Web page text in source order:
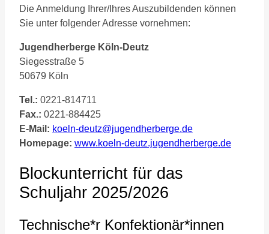
Die Anmeldung Ihrer/Ihres Auszubildenden können
Sie unter folgender Adresse vornehmen:
Jugendherberge Köln-Deutz
Siegesstraße 5
50679 Köln
Tel.: 0221-814711
Fax.: 0221-884425
E-Mail: koeln-deutz@jugendherberge.de
Homepage: www.koeln-deutz.jugendherberge.de
Blockunterricht für das
Schuljahr 2025/2026
Technische*r Konfektionär*innen